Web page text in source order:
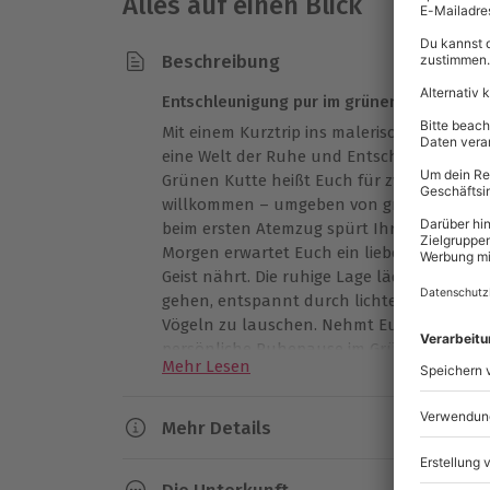
Beschreibung
Entschleunigung pur im grünen
Mit einem Kurztrip ins malerische
eine Welt der Ruhe und Entschleunigung.
Grünen Kutte heißt Euch für zwei Nächte
willkommen – umgeben von grünen
beim ersten Atemzug spürt Ihr, wie der
Morgen erwartet Euch ein liebevoll
Geist nährt. Die ruhige Lage lädt dazu ein,
gehen, entspannt durch lichte Wälder zu
Vögeln zu lauschen. Nehmt Euch bewusst
persönliche Ruhepause im Grünen sichern!
Mehr Lesen
Mehr Details